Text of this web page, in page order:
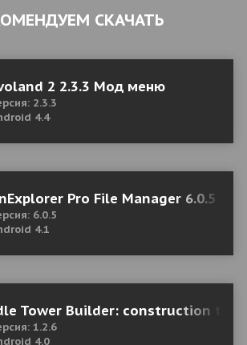
СКАЧАТЬ
2 2.3.3 Мод меню
2.3.3
4.4
Pro File Manager 6.0.5
6.0.5
4.1
Tower Builder: construction
1.2.6
4.0